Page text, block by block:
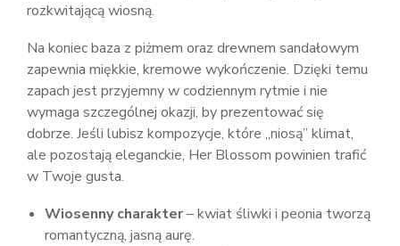
rozkwitającą wiosną.
Na koniec baza z piżmem oraz drewnem sandałowym
zapewnia miękkie, kremowe wykończenie. Dzięki temu
zapach jest przyjemny w codziennym rytmie i nie
wymaga szczególnej okazji, by prezentować się
dobrze. Jeśli lubisz kompozycje, które „niosą” klimat,
ale pozostają eleganckie, Her Blossom powinien trafić
w Twoje gusta.
Wiosenny charakter– kwiat śliwki i peonia tworzą
romantyczną, jasną aurę.